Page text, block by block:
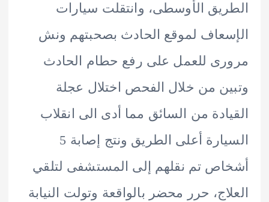
الأوسطى، وانتقلت سيارات
لموقع الحادث بصحبتهم ونش
للعمل على رفع حطام الحادث
من خلال الفحص اختلال عجلة
من السائق مما أدى الى انقلاب
السيارة أعلى الطريق ونتج إصابة 5
تم نقلهم إلى المستشفى لتلقي
حرر محضر بالواقعة وتولت النيابة